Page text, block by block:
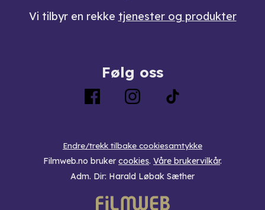
Vi tilbyr en rekke tjenester og produkter
Følg oss
Endre/trekk tilbake cookiesamtykke
Filmweb.no bruker cookies. Våre brukervilkår.
Adm. Dir: Harald Løbak Sæther